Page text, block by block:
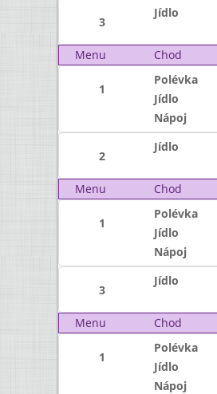
3
Jídlo
Menu Chod
1
Polévka
Jídlo
Nápoj
2
Jídlo
Menu Chod
1
Polévka
Jídlo
Nápoj
3
Jídlo
Menu Chod
1
Polévka
Jídlo
Nápoj